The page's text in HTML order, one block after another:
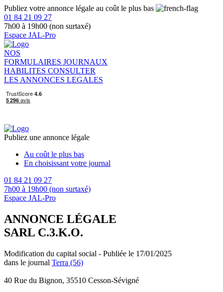
Publiez votre annonce légale au coût le plus bas
01 84 21 09 27
7h00 à 19h00 (non surtaxé)
Espace JAL-Pro
NOS
FORMULAIRES JOURNAUX
HABILITES CONSULTER
LES ANNONCES LEGALES
Publiez une annonce légale
Au coût le plus bas
En choisissant votre journal
01 84 21 09 27
7h00 à 19h00 (non surtaxé)
Espace JAL-Pro
ANNONCE LÉGALE
SARL C.3.K.O.
Modification du capital social - Publiée le 17/01/2025
dans le journal Terra (56)
40 Rue du Bignon, 35510 Cesson-Sévigné